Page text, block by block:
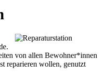
von allen Bewohner*innen
reparieren wollen, genutzt